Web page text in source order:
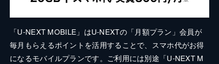
「U-NEXT MOBILE」はU-NEXTの「月額プラン」会員が
毎月もらえるポイントを活用することで、スマホ代がお得
になるモバイルプランです。ご利用には別途「U-NEXT M